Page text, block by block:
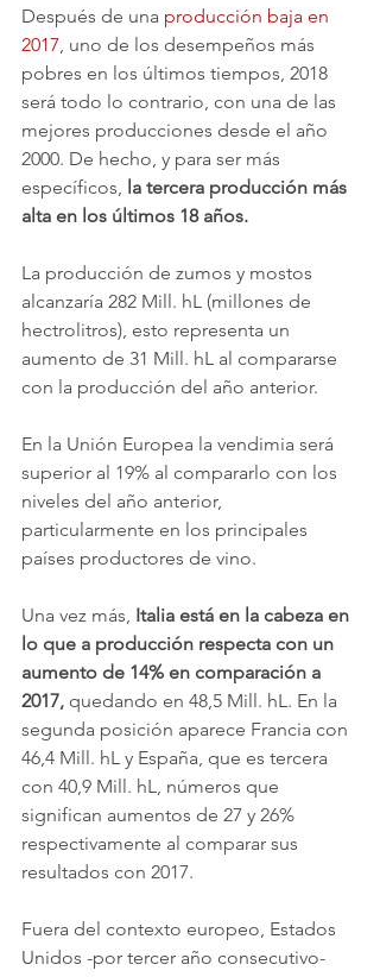
Después de una producción baja en
2017, uno de los desempeños más
pobres en los últimos tiempos, 2018
será todo lo contrario, con una de las
mejores producciones desde el año
2000. De hecho, y para ser más
específicos, la tercera producción más
alta en los últimos 18 años.
La producción de zumos y mostos
alcanzaría 282 Mill. hL (millones de
hectrolitros), esto representa un
aumento de 31 Mill. hL al compararse
con la producción del año anterior.
En la Unión Europea la vendimia será
superior al 19% al compararlo con los
niveles del año anterior,
particularmente en los principales
países productores de vino.
Una vez más, Italia está en la cabeza en
lo que a producción respecta con un
aumento de 14% en comparación a
2017, quedando en 48,5 Mill. hL. En la
segunda posición aparece Francia con
46,4 Mill. hL y España, que es tercera
con 40,9 Mill. hL, números que
significan aumentos de 27 y 26%
respectivamente al comparar sus
resultados con 2017.
Fuera del contexto europeo, Estados
Unidos -por tercer año consecutivo-